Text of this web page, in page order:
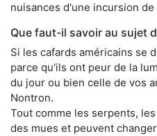
nuisances d'une incursion de
Que faut-il savoir au sujet
Si les cafards américains se
parce qu'ils ont peur de la
du jour ou bien celle de vos
Nontron.
Tout comme les serpents,
des mues et peuvent